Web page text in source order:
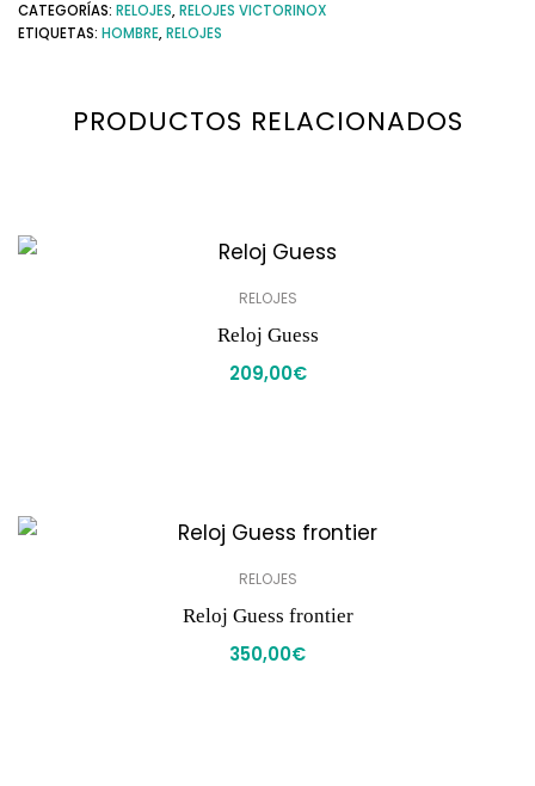
CATEGORÍAS: RELOJES,RELOJES VICTORINOX
ETIQUETAS: HOMBRE,RELOJES
PRODUCTOS RELACIONADOS
RELOJES
Reloj Guess
209,00€
RELOJES
Reloj Guess frontier
350,00€